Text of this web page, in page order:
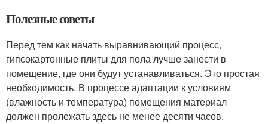
Полезные советы
Перед тем как начать выравнивающий процесс,
гипсокартонные плиты для пола лучше занести в
помещение, где они будут устанавливаться. Это простая
необходимость. В процессе адаптации к условиям
(влажность и температура) помещения материал
должен пролежать здесь не менее десяти часов.